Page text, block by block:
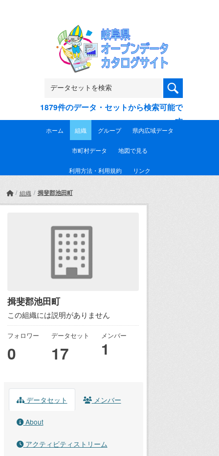
1879件のデータ・セットから検索可能で
す
ホーム 組織 グループ 県内広域データ
市町村データ 地図で見る
利用方法・利用規約 リンク
組織 揖斐郡池田町
揖斐郡池田町
この組織には説明がありません
フォロワー
0
データセット
17
メンバー
1
データセット メンバー
About
アクティビティストリーム